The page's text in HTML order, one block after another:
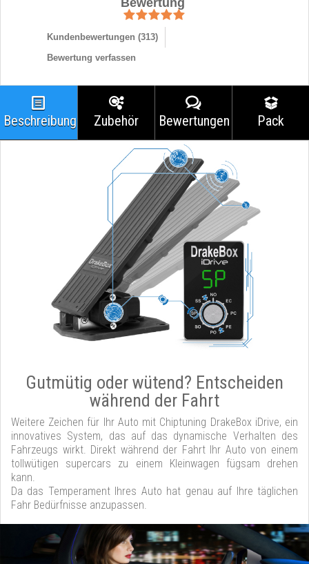
Bewertung
Kundenbewertungen (313)
Bewertung verfassen
Beschreibung Zubehör Bewertungen Pack
Gutmütig oder wütend? Entscheiden
während der Fahrt
Weitere Zeichen für Ihr Auto mit Chiptuning DrakeBox iDrive, ein
innovatives System, das auf das dynamische Verhalten des
Fahrzeugs wirkt. Direkt während der Fahrt Ihr Auto von einem
tollwütigen supercars zu einem Kleinwagen fügsam drehen
kann.
Da das Temperament Ihres Auto hat genau auf Ihre täglichen
Fahr Bedürfnisse anzupassen.